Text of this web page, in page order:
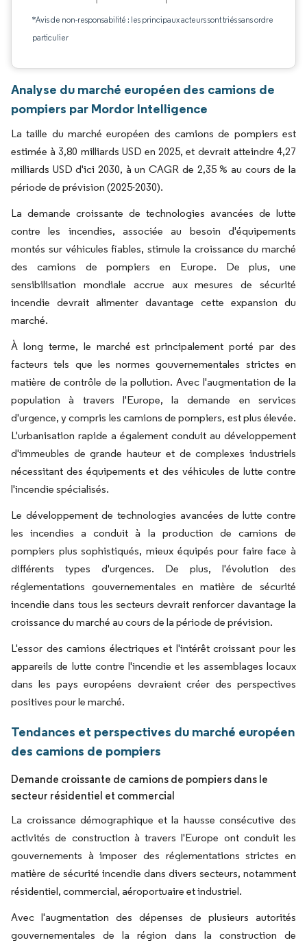
*Avis de non-responsabilité : les principaux acteurs sont triés sans ordre
particulier
Analyse du marché européen des camions de
pompiers par Mordor Intelligence
La taille du marché européen des camions de pompiers est
estimée à 3,80 milliards USD en 2025, et devrait atteindre 4,27
milliards USD d'ici 2030, à un CAGR de 2,35 % au cours de la
période de prévision (2025-2030).
La demande croissante de technologies avancées de lutte
contre les incendies, associée au besoin d'équipements
montés sur véhicules fiables, stimule la croissance du marché
des camions de pompiers en Europe. De plus, une
sensibilisation mondiale accrue aux mesures de sécurité
incendie devrait alimenter davantage cette expansion du
marché.
À long terme, le marché est principalement porté par des
facteurs tels que les normes gouvernementales strictes en
matière de contrôle de la pollution. Avec l'augmentation de la
population à travers l'Europe, la demande en services
d'urgence, y compris les camions de pompiers, est plus élevée.
L'urbanisation rapide a également conduit au développement
d'immeubles de grande hauteur et de complexes industriels
nécessitant des équipements et des véhicules de lutte contre
l'incendie spécialisés.
Le développement de technologies avancées de lutte contre
les incendies a conduit à la production de camions de
pompiers plus sophistiqués, mieux équipés pour faire face à
différents types d'urgences. De plus, l'évolution des
réglementations gouvernementales en matière de sécurité
incendie dans tous les secteurs devrait renforcer davantage la
croissance du marché au cours de la période de prévision.
L'essor des camions électriques et l'intérêt croissant pour les
appareils de lutte contre l'incendie et les assemblages locaux
dans les pays européens devraient créer des perspectives
positives pour le marché.
Tendances et perspectives du marché européen
des camions de pompiers
Demande croissante de camions de pompiers dans le
secteur résidentiel et commercial
La croissance démographique et la hausse consécutive des
activités de construction à travers l'Europe ont conduit les
gouvernements à imposer des réglementations strictes en
matière de sécurité incendie dans divers secteurs, notamment
résidentiel, commercial, aéroportuaire et industriel.
Avec l'augmentation des dépenses de plusieurs autorités
gouvernementales de la région dans la construction de